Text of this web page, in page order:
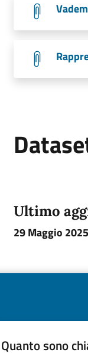
Ultimo
29 Maggio 2025
Quanto sono